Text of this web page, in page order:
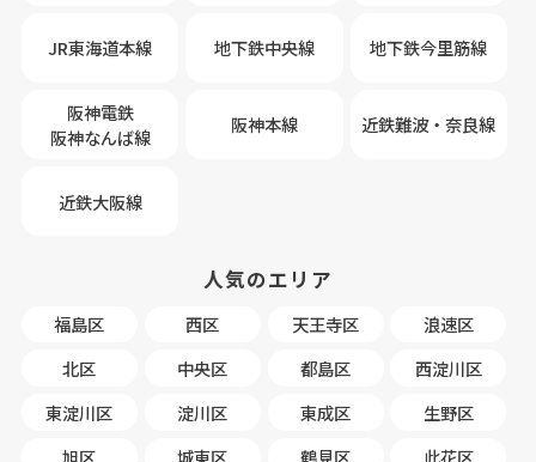
JR東海道本線 地下鉄中央線 地下鉄今里筋線
阪神電鉄
阪神なんば線
阪神本線 近鉄難波・奈良線
近鉄大阪線
人気のエリア
福島区 西区 天王寺区
浪速区
北区
中央区 都島区
西淀川区
東淀川区
淀川区 東成区
生野区
旭区
城東区 鶴見区
此花区